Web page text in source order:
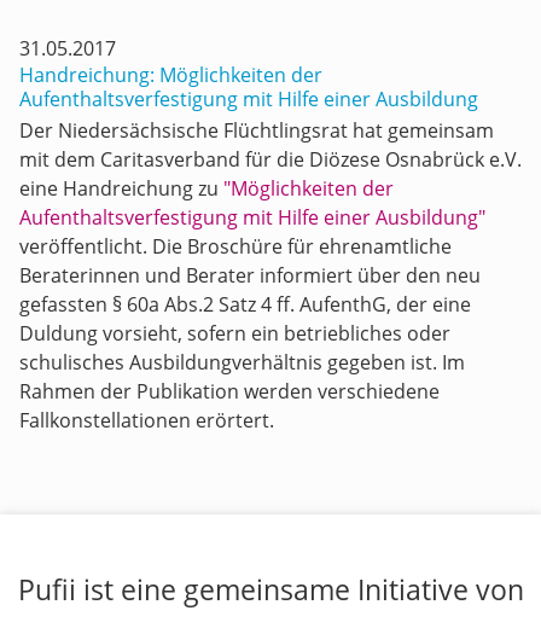
31.05.2017
Handreichung: Möglichkeiten der
Aufenthaltsverfestigung mit Hilfe einer Ausbildung
Der Niedersächsische Flüchtlingsrat hat gemeinsam
mit dem Caritasverband für die Diözese Osnabrück e.V.
eine Handreichung zu "Möglichkeiten der
Aufenthaltsverfestigung mit Hilfe einer Ausbildung"
veröffentlicht. Die Broschüre für ehrenamtliche
Beraterinnen und Berater informiert über den neu
gefassten § 60a Abs.2 Satz 4 ff. AufenthG, der eine
Duldung vorsieht, sofern ein betriebliches oder
schulisches Ausbildungverhältnis gegeben ist. Im
Rahmen der Publikation werden verschiedene
Fallkonstellationen erörtert.
Pufii ist eine gemeinsame Initiative von